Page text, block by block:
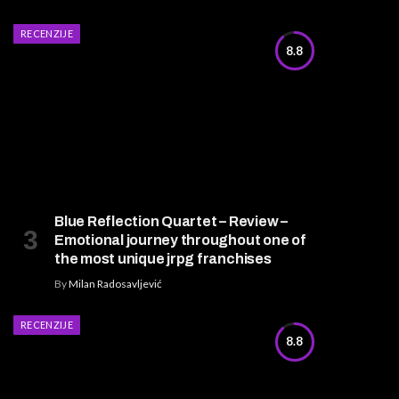
8.8
RECENZIJE
Blue Reflection Quartet – Review –
Emotional journey throughout one of
the most unique jrpg franchises
ByMilan Radosavljević
8.8
RECENZIJE